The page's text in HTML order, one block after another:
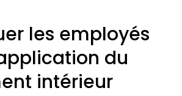
les employés
du
intérieur